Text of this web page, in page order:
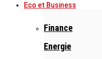
Eco et Business
Finance
Energie